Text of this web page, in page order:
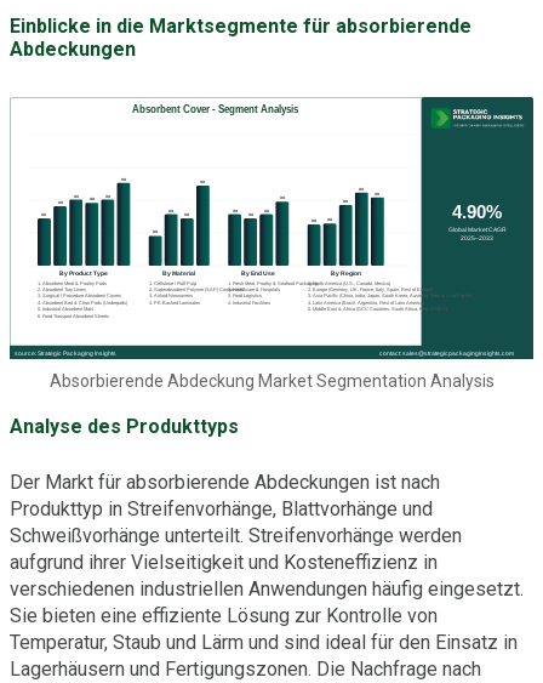
Einblicke in die Marktsegmente für absorbierende
Abdeckungen
Absorbierende Abdeckung Market Segmentation Analysis
Analyse des Produkttyps
Der Markt für absorbierende Abdeckungen ist nach
Produkttyp in Streifenvorhänge, Blattvorhänge und
Schweißvorhänge unterteilt. Streifenvorhänge werden
aufgrund ihrer Vielseitigkeit und Kosteneffizienz in
verschiedenen industriellen Anwendungen häufig eingesetzt.
Sie bieten eine effiziente Lösung zur Kontrolle von
Temperatur, Staub und Lärm und sind ideal für den Einsatz in
Lagerhäusern und Fertigungszonen. Die Nachfrage nach